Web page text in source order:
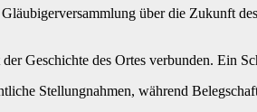
über die Zukunft
Geschichte des Ortes verbunden. Ein
Stellungnahmen, während